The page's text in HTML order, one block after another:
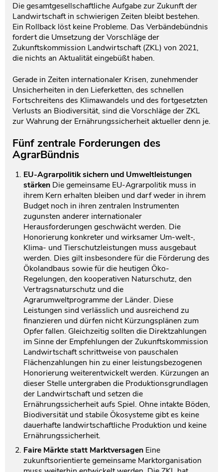
Die gesamtgesellschaftliche Aufgabe zur Zukunft der
Landwirtschaft in schwierigen Zeiten bleibt bestehen.
Ein Rollback löst keine Probleme. Das Verbändebündnis
fordert die Umsetzung der Vorschläge der
Zukunftskommission Landwirtschaft (ZKL) von 2021,
die nichts an Aktualität eingebüßt haben.
Gerade in Zeiten internationaler Krisen, zunehmender
Unsicherheiten in den Lieferketten, des schnellen
Fortschreitens des Klimawandels und des fortgesetzten
Verlusts an Biodiversität, sind die Vorschläge der ZKL
zur Wahrung der Ernährungssicherheit aktueller denn je.
Fünf zentrale Forderungen des
AgrarBündnis
EU-Agrarpolitik sichern und Umweltleistungen
stärken Die gemeinsame EU-Agrarpolitik muss in
ihrem Kern erhalten bleiben und darf weder in ihrem
Budget noch in ihren zentralen Instrumenten
zugunsten anderer internationaler
Herausforderungen geschwächt werden. Die
Honorierung konkreter und wirksamer Um-welt-,
Klima- und Tierschutzleistungen muss ausgebaut
werden. Dies gilt insbesondere für die Förderung des
Ökolandbaus sowie für die heutigen Öko-
Regelungen, den kooperativen Naturschutz, den
Vertragsnaturschutz und die
Agrarumweltprogramme der Länder. Diese
Leistungen sind verlässlich und ausreichend zu
finanzieren und dürfen nicht Kürzungsplänen zum
Opfer fallen. Gleichzeitig sollten die Direktzahlungen
im Sinne der Empfehlungen der Zukunftskommission
Landwirtschaft schrittweise von pauschalen
Flächenzahlungen hin zu einer leistungsbezogenen
Honorierung weiterentwickelt werden. Kürzungen an
dieser Stelle untergraben die Produktionsgrundlagen
der Landwirtschaft und setzen die
Ernährungssicherheit aufs Spiel. Ohne intakte Böden,
Biodiversität und stabile Ökosysteme gibt es keine
dauerhafte landwirtschaftliche Produktion und keine
Ernährungssicherheit.
Faire Märkte statt Marktversagen Eine
zukunftsorientierte gemeinsame Marktorganisation